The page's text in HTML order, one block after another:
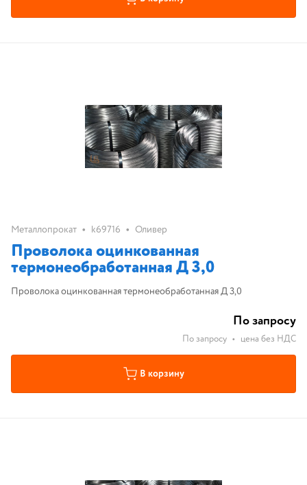
Металлопрокат • k69716 • Оливер
Проволока оцинкованная
термонеобработанная Д 3,0
Проволока оцинкованная термонеобработанная Д 3,0
По запросу
По запросу • цена без НДС
В корзину